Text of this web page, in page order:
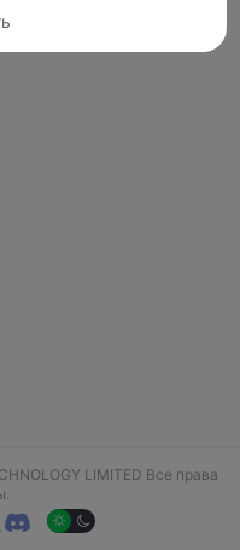
LIMITED Все права
